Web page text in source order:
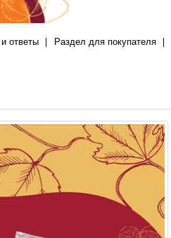
ответы Раздел для покупателя